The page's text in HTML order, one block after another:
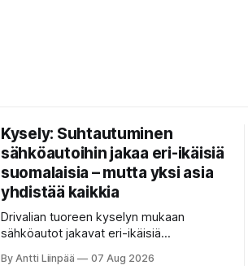
Kysely: Suhtautuminen
sähköautoihin jakaa eri-ikäisiä
suomalaisia – mutta yksi asia
yhdistää kaikkia
Drivalian tuoreen kyselyn mukaan
sähköautot jakavat eri-ikäisiä
kaikkia: kiinteät ja ennustettavat
By Antti Liinpää 07 Aug 2026